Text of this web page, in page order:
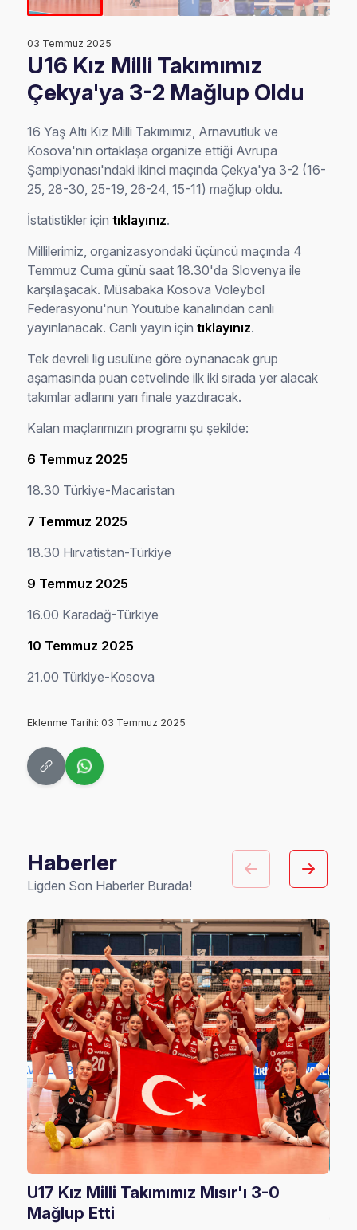
03 Temmuz 2025
U16 Kız Milli Takımımız
Çekya'ya 3-2 Mağlup Oldu
16 Yaş Altı Kız Milli Takımımız, Arnavutluk ve
Kosova'nın ortaklaşa organize ettiği Avrupa
Şampiyonası'ndaki ikinci maçında Çekya'ya 3-2 (16-
25, 28-30, 25-19, 26-24, 15-11) mağlup oldu.
İstatistikler içintıklayınız.
Millilerimiz, organizasyondaki üçüncü maçında 4
Temmuz Cuma günü saat 18.30'da Slovenya ile
karşılaşacak. Müsabaka Kosova Voleybol
Federasyonu'nun Youtube kanalından canlı
yayınlanacak. Canlı yayın içintıklayınız.
Tek devreli lig usulüne göre oynanacak grup
aşamasında puan cetvelinde ilk iki sırada yer alacak
takımlar adlarını yarı finale yazdıracak.
Kalan maçlarımızın programı şu şekilde:
6 Temmuz 2025
18.30 Türkiye-Macaristan
7 Temmuz 2025
18.30 Hırvatistan-Türkiye
9 Temmuz 2025
16.00 Karadağ-Türkiye
10 Temmuz 2025
21.00 Türkiye-Kosova
Eklenme Tarihi: 03 Temmuz 2025
Haberler
Ligden Son Haberler Burada!
U17 Kız Milli Takımımız Mısır'ı 3-0
Mağlup Etti